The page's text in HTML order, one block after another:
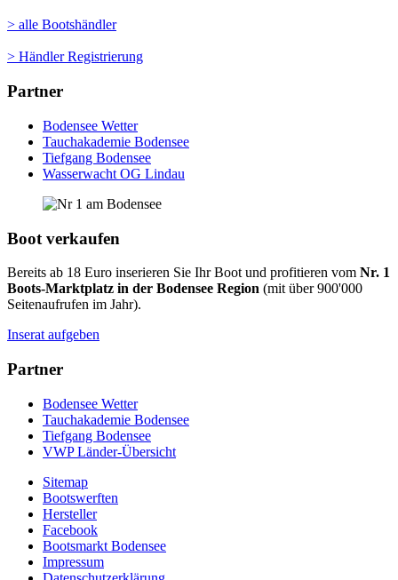
> alle Bootshändler
> Händler Registrierung
Partner
Bodensee Wetter
Tauchakademie Bodensee
Tiefgang Bodensee
Wasserwacht OG Lindau
Boot verkaufen
Bereits ab 18 Euro inserieren Sie Ihr Boot und profitieren vom Nr. 1
Boots-Marktplatz in der Bodensee Region (mit über 900'000
Seitenaufrufen im Jahr).
Inserat aufgeben
Partner
Bodensee Wetter
Tauchakademie Bodensee
Tiefgang Bodensee
VWP Länder-Übersicht
Sitemap
Bootswerften
Hersteller
Facebook
Bootsmarkt Bodensee
Impressum